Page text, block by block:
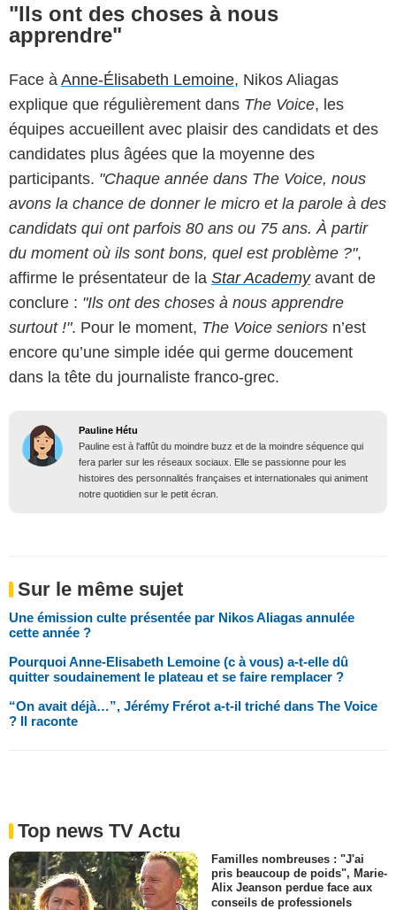
"Ils ont des choses à nous
apprendre"
Face à Anne-Élisabeth Lemoine, Nikos Aliagas
explique que régulièrement dans The Voice, les
équipes accueillent avec plaisir des candidats et des
candidates plus âgées que la moyenne des
participants. "Chaque année dans The Voice, nous
avons la chance de donner le micro et la parole à des
candidats qui ont parfois 80 ans ou 75 ans. À partir
du moment où ils sont bons, quel est problème ?",
affirme le présentateur de la Star Academyavant de
conclure : "Ils ont des choses à nous apprendre
surtout !". Pour le moment, The Voice seniors n’est
encore qu’une simple idée qui germe doucement
dans la tête du journaliste franco-grec.
Pauline Hétu
Pauline est à l'affût du moindre buzz et de la moindre séquence qui
fera parler sur les réseaux sociaux. Elle se passionne pour les
histoires des personnalités françaises et internationales qui animent
notre quotidien sur le petit écran.
Sur le même sujet
Une émission culte présentée par Nikos Aliagas annulée
cette année ?
Pourquoi Anne-Elisabeth Lemoine (c à vous) a-t-elle dû
quitter soudainement le plateau et se faire remplacer ?
“On avait déjà…”, Jérémy Frérot a-t-il triché dans The Voice
? Il raconte
Top news TV Actu
Familles nombreuses : "J'ai
pris beaucoup de poids", Marie-
Alix Jeanson perdue face aux
conseils de professionels